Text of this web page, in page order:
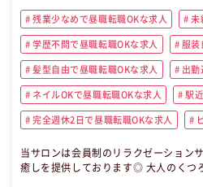
残業少なめで昼職転職OKな求人 未
学歴不問で昼職転職OKな求人 服装
髪型自由で昼職転職OKな求人 出勤
ネイルOKで昼職転職OKな求人 駅
完全週休2日で昼職転職OKな求人
当サロンは会員制のリラクゼーション
癒しを提供しております◎ 大人のくつ